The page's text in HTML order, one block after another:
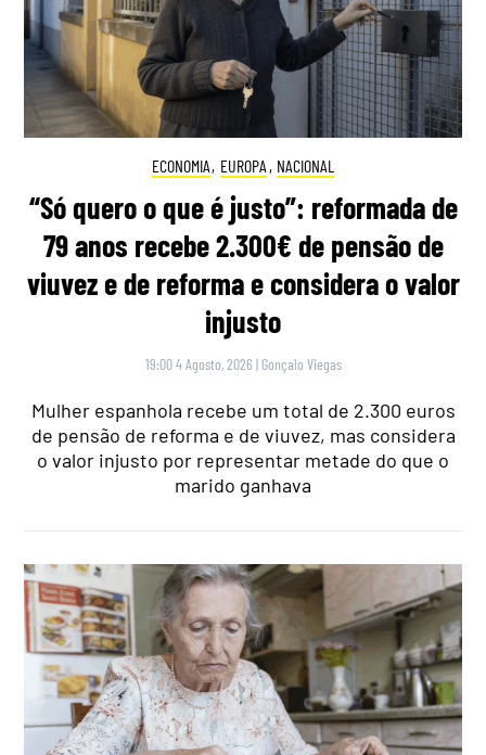
ECONOMIA, EUROPA , NACIONAL
“Só quero o que é justo”: reformada de
79 anos recebe 2.300€ de pensão de
viuvez e de reforma e considera o valor
injusto
19:00 4 Agosto, 2026 | Gonçalo Viegas
Mulher espanhola recebe um total de 2.300 euros
de pensão de reforma e de viuvez, mas considera
o valor injusto por representar metade do que o
marido ganhava